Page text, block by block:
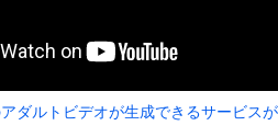
ダルトビデオが生成できるサービスが